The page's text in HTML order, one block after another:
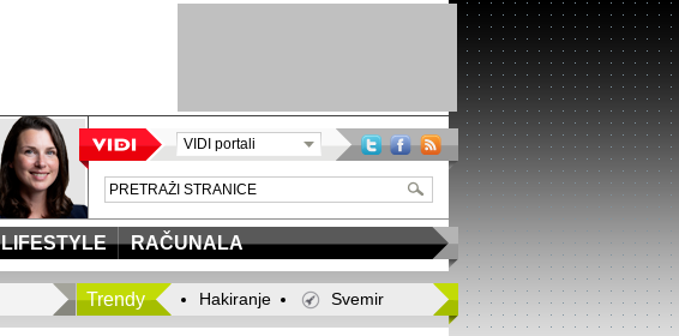
VIDI portali
LIFESTYLE RAČUNALA
Trendy Hakiranje Svemir